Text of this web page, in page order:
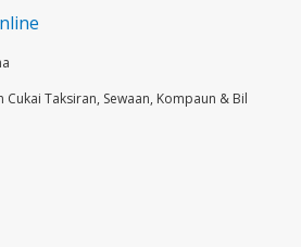
Cukai Taksiran, Sewaan, Kompaun & Bil